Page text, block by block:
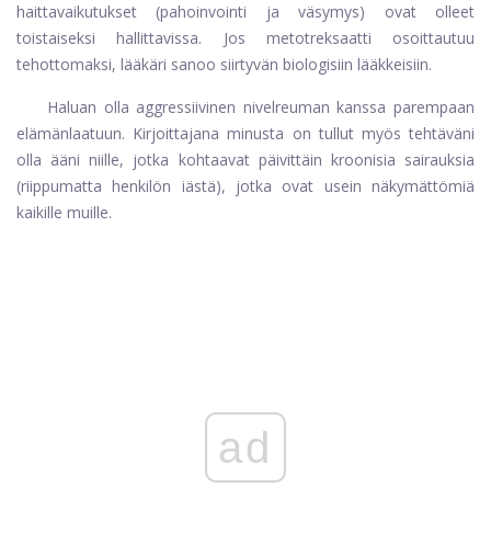
haittavaikutukset (pahoinvointi ja väsymys) ovat olleet
toistaiseksi hallittavissa. Jos metotreksaatti osoittautuu
tehottomaksi, lääkäri sanoo siirtyvän biologisiin lääkkeisiin.
Haluan olla aggressiivinen nivelreuman kanssa parempaan
elämänlaatuun. Kirjoittajana minusta on tullut myös tehtäväni
olla ääni niille, jotka kohtaavat päivittäin kroonisia sairauksia
(riippumatta henkilön iästä), jotka ovat usein näkymättömiä
kaikille muille.
ad